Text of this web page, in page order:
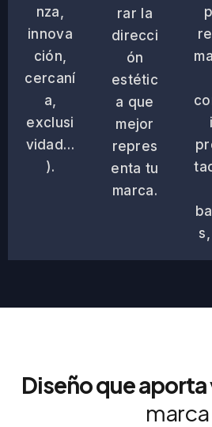
nza,
innova
ción,
cercaní
a,
exclusi
vidad…
).
rar la
direcci
ón
estétic
a que
mejor
repres
enta tu
marca.
Diseño que aporta
marca